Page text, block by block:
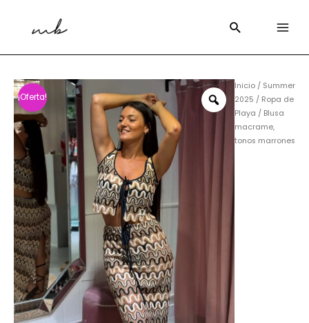
¡Oferta!
Inicio / Summer
2025 / Ropa de
Playa / Blusa
macrame,
tonos marrones